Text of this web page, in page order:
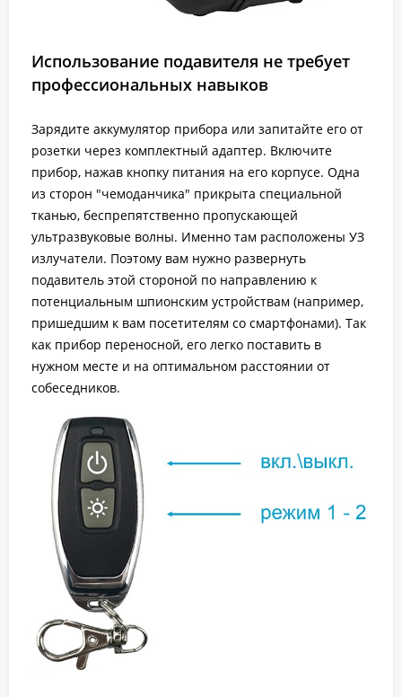
Использование подавителя не требует
профессиональных навыков
Зарядите аккумулятор прибора или запитайте его от
розетки через комплектный адаптер. Включите
прибор, нажав кнопку питания на его корпусе. Одна
из сторон "чемоданчика" прикрыта специальной
тканью, беспрепятственно пропускающей
ультразвуковые волны. Именно там расположены УЗ
излучатели. Поэтому вам нужно развернуть
подавитель этой стороной по направлению к
потенциальным шпионским устройствам (например,
пришедшим к вам посетителям со смартфонами). Так
как прибор переносной, его легко поставить в
нужном месте и на оптимальном расстоянии от
собеседников.